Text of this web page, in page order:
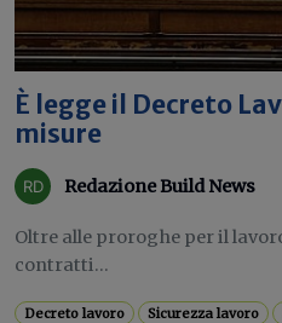
È legge il Decreto
misure
Redazione Build News
Oltre alle proroghe per il
contratti...
Decreto lavoro Sicurezza lavoro